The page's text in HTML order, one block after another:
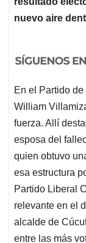
nuevo aire
En el Partido
William
fuerza. Allí
esposa del
quien obtuvo
esa estructura
Partido Liberal
relevante en el
alcalde de
entre las más